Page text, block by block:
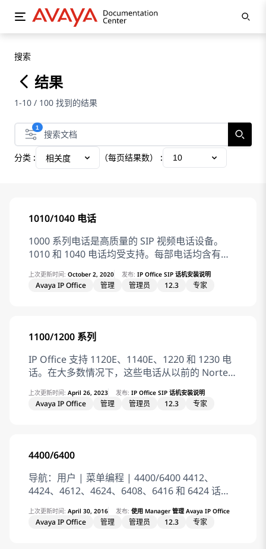
搜索
结果
1-10 / 100 找到的结果
1
分类 : 相关度 （每页结果数） : 10
1010/1040 电话
1000 系列电话是高质量的 SIP 视频电话设备。
1010 和 1040 电话均受支持。每部电话均含有一
个主模块，该模块可连接多种摄像机和麦克风/扬
声器设备。主模块提供可在兼容高清视频的设备上
显示视频的输出。 IP Office 订阅模式不支持此系
上次更新时间: October 2, 2020 发布: IP Office SIP 话机安装说明
Avaya IP Office 管理 管理员 12.3 专家
1100/1200 系列
IP Office 支持 1120E、1140E、1220 和 1230 电
话。在大多数情况下，这些电话从以前的 Nortel
BCM 或 SIP 系统重新部署，并需要从现用的固件
迁移到 Avaya IP Office SIP 固件。 要详细了解固
件迁移选项的其他步骤，请参阅另一本手册，即IP
information 其他 Avaya SIP 电话
上次更新时间: April 26, 2023 发布: IP Office SIP 话机安装说明
Avaya IP Office 管理 管理员 12.3 专家
4400/6400
导航：用户 | 菜单编程 | 4400/6400 4412、
4424、4612、4624、6408、6416 和 6424 话机
有一个菜单键，有时标有一个 图标。当按下菜单
键时，若干默认功能显示。可用按键 < 和 > 来切
换这些功能，而屏幕下方的按键可用于选择需要的
上次更新时间: April 30, 2016 发布: 使用 Manager 管理 Avaya IP Office
Avaya IP Office 管理 管理员 12.3 专家